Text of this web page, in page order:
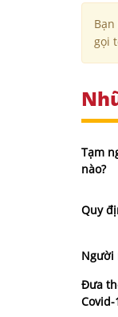
gọi
Tạm
nào?
Quy
Người
Đưa
Covid-